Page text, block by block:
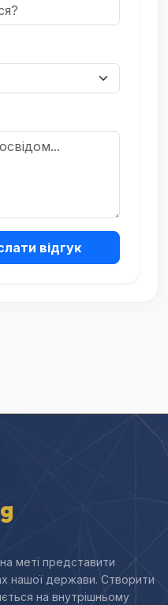
відгук
меті представити
нашої держави. Створити
на внутрішньому